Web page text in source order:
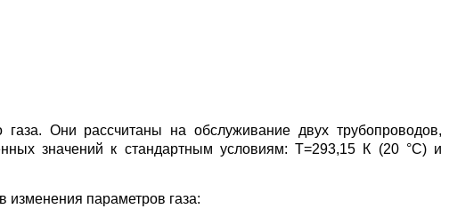
Они рассчитаны на обслуживание двух трубопроводов,
значений к стандартным условиям: Т=293,15 К (20 °С) и
параметров газа: